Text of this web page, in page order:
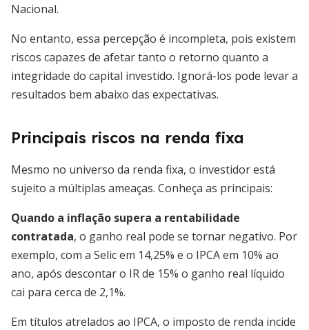
Nacional.
No entanto, essa percepção é incompleta, pois existem
riscos capazes de afetar tanto o retorno quanto a
integridade do capital investido. Ignorá-los pode levar a
resultados bem abaixo das expectativas.
Principais riscos na renda fixa
Mesmo no universo da renda fixa, o investidor está
sujeito a múltiplas ameaças. Conheça as principais:
Quando a inflação supera a rentabilidade
contratada, o ganho real pode se tornar negativo. Por
exemplo, com a Selic em 14,25% e o IPCA em 10% ao
ano, após descontar o IR de 15% o ganho real líquido
cai para cerca de 2,1%.
Em títulos atrelados ao IPCA, o imposto de renda incide